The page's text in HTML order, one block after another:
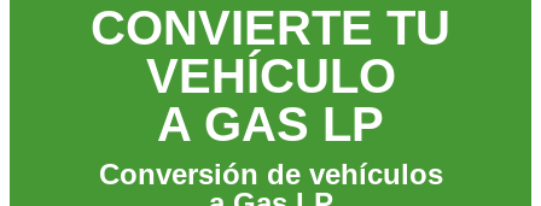
CONVIERTE TU
VEHÍCULO
A GAS LP
Conversión de vehículos